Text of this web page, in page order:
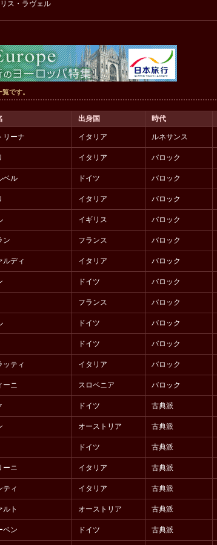
ス・ラヴェル
です。
出身国 時代
リーナ イタリア ルネサンス
イタリア バロック
ベル ドイツ バロック
イタリア バロック
イギリス バロック
ン フランス バロック
ルディ イタリア バロック
ドイツ バロック
フランス バロック
ドイツ バロック
ドイツ バロック
ッティ イタリア バロック
ーニ スロベニア バロック
ドイツ 古典派
オーストリア 古典派
ドイツ 古典派
ーニ イタリア 古典派
ティ イタリア 古典派
ルト オーストリア 古典派
ベン ドイツ 古典派